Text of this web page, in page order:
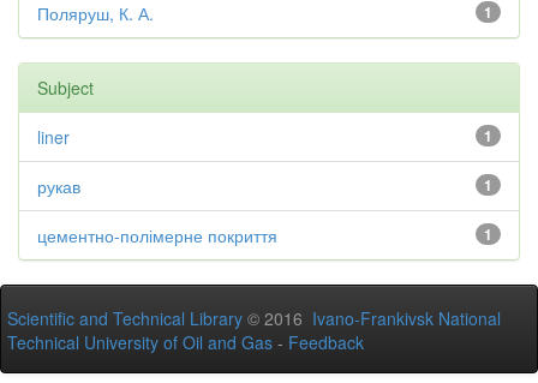
1
Поляруш, К. А.
Subject
1
liner
1
рукав
1
цементно-полімерне покриття
Scientific and Technical Library © 2016 Ivano-Frankivsk National
Technical University of Oil and Gas - Feedback